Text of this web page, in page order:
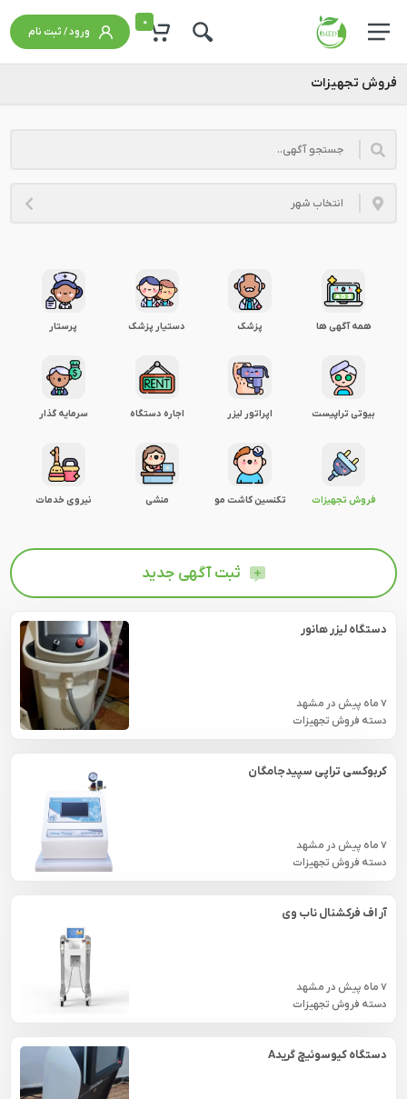
0
ورود / ثبت نام
فروش تجهیزات
همه آگهی ها پزشک دستیار پزشک پرستار
بیوتی تراپیست اپراتور لیزر اجاره دستگاه سرمایه گذار
فروش تجهیزات تکنسین کاشت مو منشی نیروی خدمات
ثبت آگهی جدید
دستگاه لیزر هانور
7 ماه پیش در مشهد
دسته فروش تجهیزات
کربوکسی تراپی سپیدجامگان
7 ماه پیش در مشهد
دسته فروش تجهیزات
آر اف فرکشنال ناب وی
7 ماه پیش در مشهد
دسته فروش تجهیزات
دستگاه کیوسوئیچ گریدA